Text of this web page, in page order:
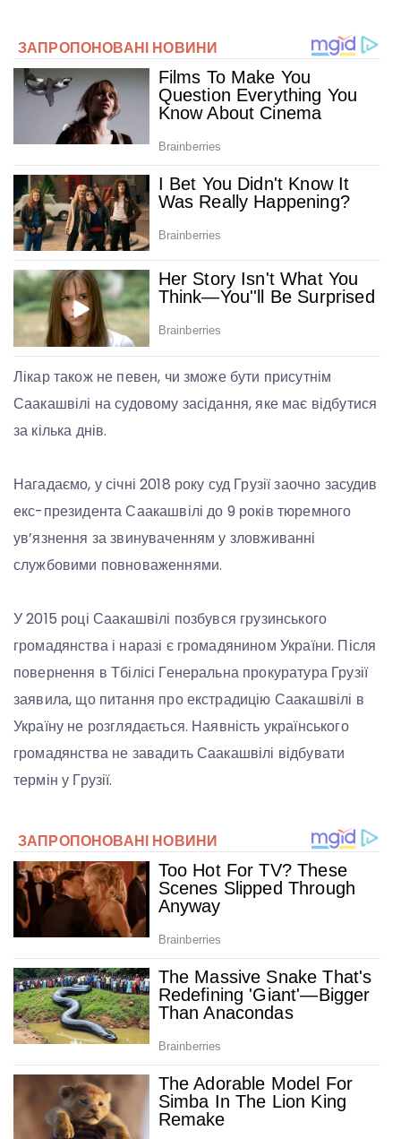
Лікар також не певен, чи зможе бути присутнім
Саакашвілі на судовому засідання, яке має відбутися
за кілька днів.
Нагадаємо, у січні 2018 року суд Грузії заочно засудив
екс-президента Саакашвілі до 9 років тюремного
ув’язнення за звинуваченням у зловживанні
службовими повноваженнями.
У 2015 році Саакашвілі позбувся грузинського
громадянства і наразі є громадянином України. Після
повернення в Тбілісі Генеральна прокуратура Грузії
заявила, що питання про екстрадицію Саакашвілі в
Україну не розглядається. Наявність українського
громадянства не завадить Саакашвілі відбувати
термін у Грузії.